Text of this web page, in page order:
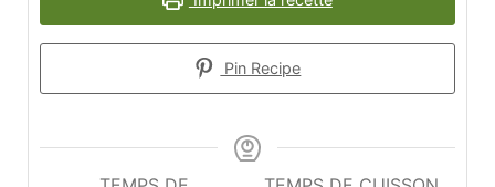
Pin Recipe